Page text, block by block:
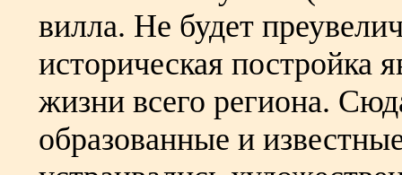
вилла. Не будет
историческая постройка
жизни всего региона.
образованные и